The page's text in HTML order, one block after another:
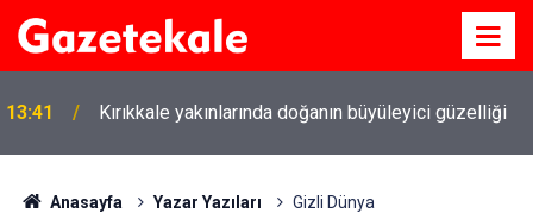
13:41 Kırıkkale yakınlarında doğanın büyüleyici güzelliği
Anasayfa Yazar Yazıları Gizli Dünya